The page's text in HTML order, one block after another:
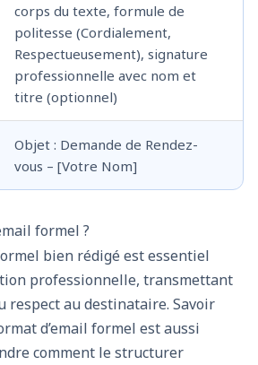
corps du texte, formule de
politesse (Cordialement,
Respectueusement), signature
professionnelle avec nom et
titre (optionnel)
Objet : Demande de Rendez-
vous – [Votre Nom]
formel ?
bien rédigé est essentiel
professionnelle, transmettant
respect au destinataire. Savoir
d’email formel est aussi
comment le structurer